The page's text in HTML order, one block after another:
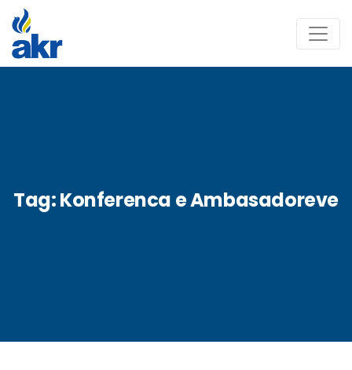
Tag:Konferenca e Ambasadoreve